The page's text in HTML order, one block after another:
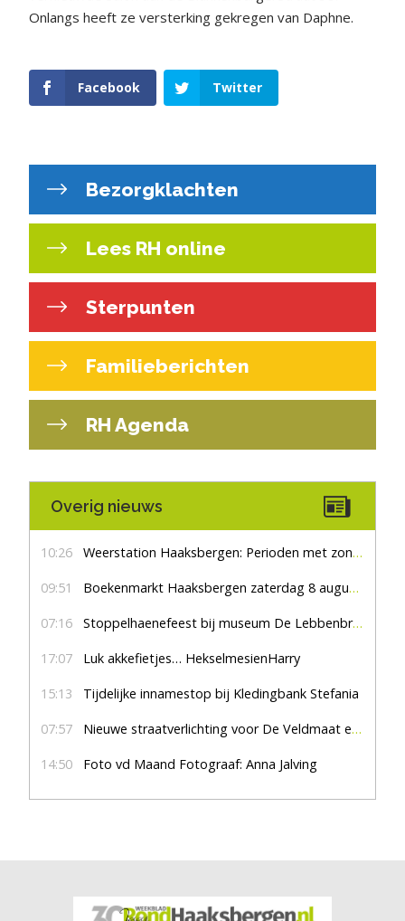
Onlangs heeft ze versterking gekregen van Daphne.
Facebook Twitter
Bezorgklachten
Lees RH online
Sterpunten
Familieberichten
RH Agenda
Overig nieuws
10:26 Weerstation Haaksbergen: Perioden met zon en droog
09:51 Boekenmarkt Haaksbergen zaterdag 8 augustus, marktplein Haaksbergen
07:16 Stoppelhaenefeest bij museum De Lebbenbrugge
17:07 Luk akkefietjes… HekselmesienHarry
15:13 Tijdelijke innamestop bij Kledingbank Stefania
07:57 Nieuwe straatverlichting voor De Veldmaat en De Pas
14:50 Foto vd Maand Fotograaf: Anna Jalving